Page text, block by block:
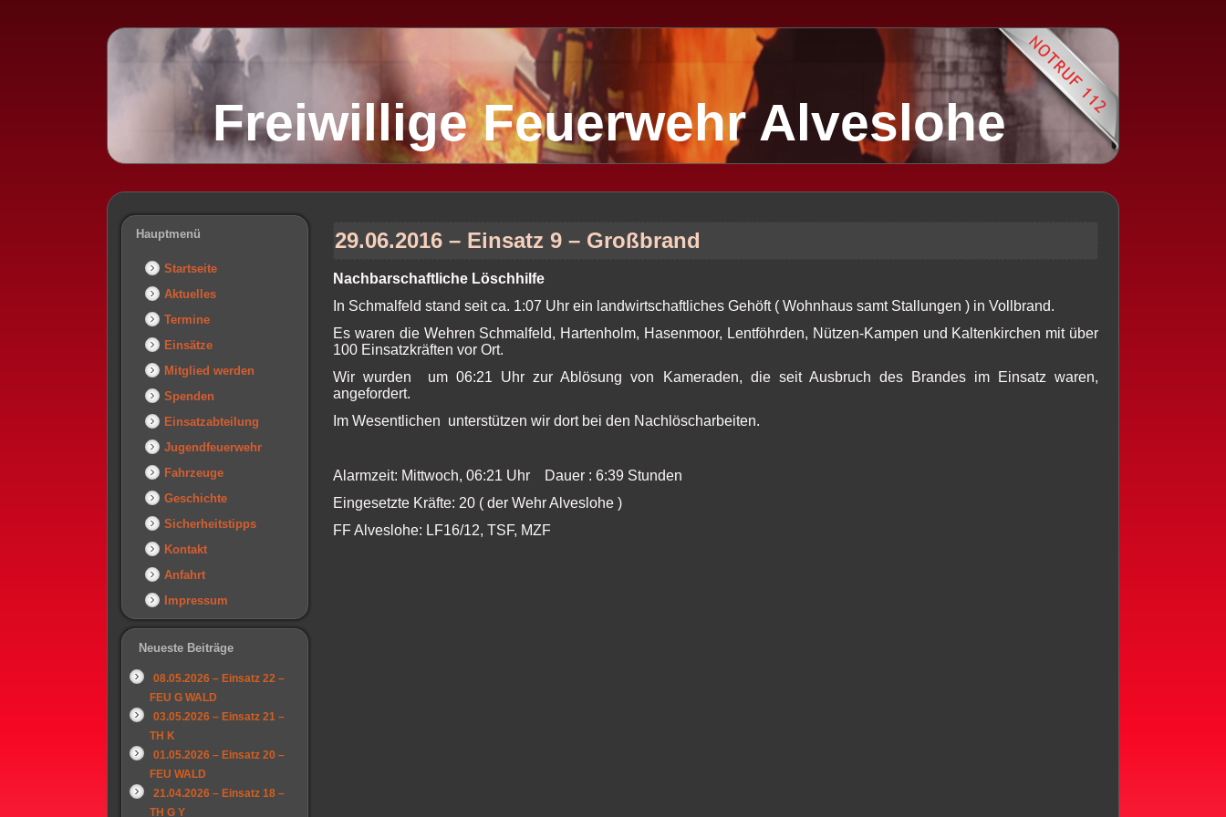
Freiwillige Feuerwehr Alveslohe
Hauptmenü
Startseite
Aktuelles
Termine
Einsätze
Mitglied werden
Spenden
Einsatzabteilung
Jugendfeuerwehr
Fahrzeuge
Geschichte
Sicherheitstipps
Kontakt
Anfahrt
Impressum
Neueste Beiträge
08.05.2026 – Einsatz 22 –
FEU G WALD
03.05.2026 – Einsatz 21 –
TH K
01.05.2026 – Einsatz 20 –
FEU WALD
21.04.2026 – Einsatz 18 –
TH G Y
29.06.2016 – Einsatz 9 – Großbrand
Nachbarschaftliche Löschhilfe
In Schmalfeld stand seit ca. 1:07 Uhr ein landwirtschaftliches Gehöft ( Wohnhaus samt Stallungen ) in Vollbrand.
Es waren die Wehren Schmalfeld, Hartenholm, Hasenmoor, Lentföhrden, Nützen-Kampen und Kaltenkirchen mit über
100 Einsatzkräften vor Ort.
Wir wurden um 06:21 Uhr zur Ablösung von Kameraden, die seit Ausbruch des Brandes im Einsatz waren,
angefordert.
Im Wesentlichen unterstützen wir dort bei den Nachlöscharbeiten.
Alarmzeit: Mittwoch, 06:21 Uhr Dauer : 6:39 Stunden
Eingesetzte Kräfte: 20 ( der Wehr Alveslohe )
FF Alveslohe: LF16/12, TSF, MZF